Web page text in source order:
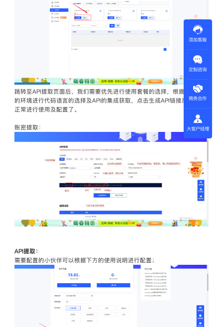
跳转至API提取页面后，我们需要优先进行使用套餐的选择，根据自己使用
的环境进行代码语言的选择及API的集成获取，点击生成API链接后就可以
正常进行使用及配置了。
账密提取：
API提取：
需要配置的小伙伴可以根据下方的使用说明进行配置；
添加客服
定制咨询
商务合作
大客户经理